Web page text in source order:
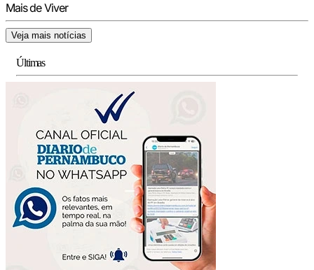
Mais de Viver
Veja mais notícias
Últimas